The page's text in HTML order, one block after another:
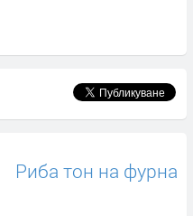
Риба тон на фурна